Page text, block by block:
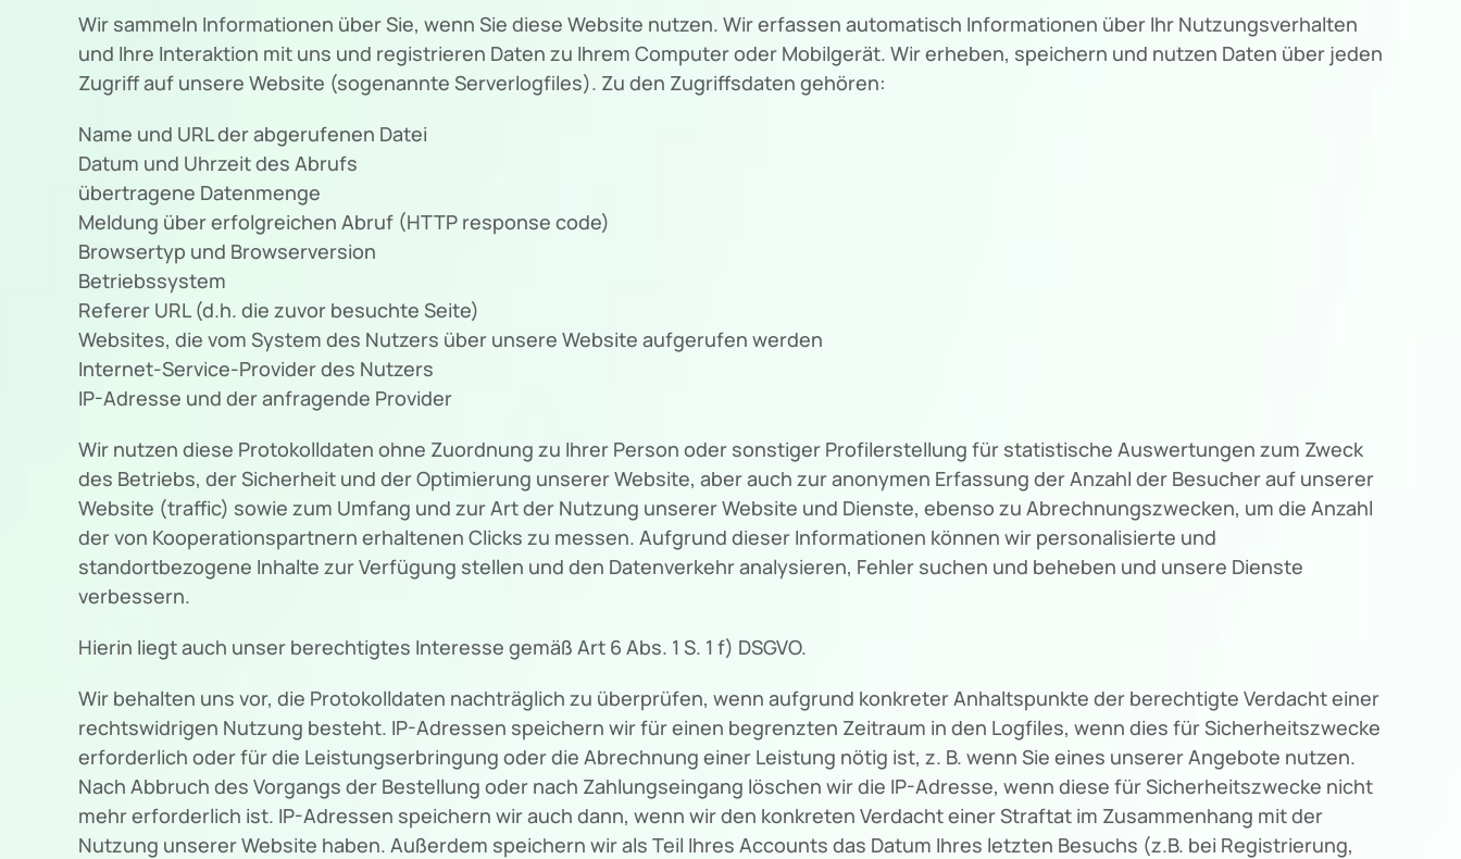
Wir sammeln Informationen über Sie, wenn Sie diese Website nutzen. Wir erfassen automatisch Informationen über Ihr Nutzungsverhalten
und Ihre Interaktion mit uns und registrieren Daten zu Ihrem Computer oder Mobilgerät. Wir erheben, speichern und nutzen Daten über jeden
Zugriff auf unsere Website (sogenannte Serverlogfiles). Zu den Zugriffsdaten gehören:
Name und URL der abgerufenen Datei
Datum und Uhrzeit des Abrufs
übertragene Datenmenge
Meldung über erfolgreichen Abruf (HTTP response code)
Browsertyp und Browserversion
Betriebssystem
Referer URL (d.h. die zuvor besuchte Seite)
Websites, die vom System des Nutzers über unsere Website aufgerufen werden
Internet-Service-Provider des Nutzers
IP-Adresse und der anfragende Provider
Wir nutzen diese Protokolldaten ohne Zuordnung zu Ihrer Person oder sonstiger Profilerstellung für statistische Auswertungen zum Zweck
des Betriebs, der Sicherheit und der Optimierung unserer Website, aber auch zur anonymen Erfassung der Anzahl der Besucher auf unserer
Website (traffic) sowie zum Umfang und zur Art der Nutzung unserer Website und Dienste, ebenso zu Abrechnungszwecken, um die Anzahl
der von Kooperationspartnern erhaltenen Clicks zu messen. Aufgrund dieser Informationen können wir personalisierte und
standortbezogene Inhalte zur Verfügung stellen und den Datenverkehr analysieren, Fehler suchen und beheben und unsere Dienste
verbessern.
Hierin liegt auch unser berechtigtes Interesse gemäß Art 6 Abs. 1 S. 1 f) DSGVO.
Wir behalten uns vor, die Protokolldaten nachträglich zu überprüfen, wenn aufgrund konkreter Anhaltspunkte der berechtigte Verdacht einer
rechtswidrigen Nutzung besteht. IP-Adressen speichern wir für einen begrenzten Zeitraum in den Logfiles, wenn dies für Sicherheitszwecke
erforderlich oder für die Leistungserbringung oder die Abrechnung einer Leistung nötig ist, z. B. wenn Sie eines unserer Angebote nutzen.
Nach Abbruch des Vorgangs der Bestellung oder nach Zahlungseingang löschen wir die IP-Adresse, wenn diese für Sicherheitszwecke nicht
mehr erforderlich ist. IP-Adressen speichern wir auch dann, wenn wir den konkreten Verdacht einer Straftat im Zusammenhang mit der
Nutzung unserer Website haben. Außerdem speichern wir als Teil Ihres Accounts das Datum Ihres letzten Besuchs (z.B. bei Registrierung,